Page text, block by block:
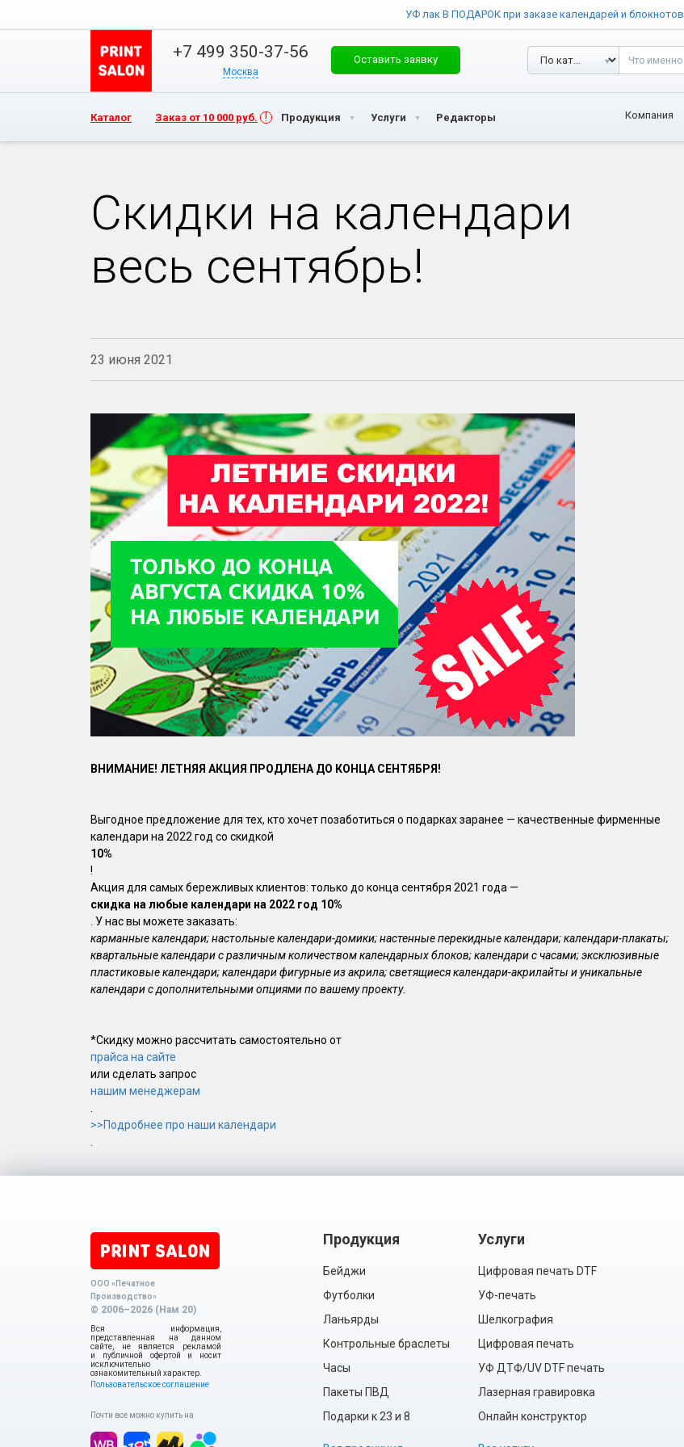
УФ лак В ПОДАРОК при заказе календарей и блокнотов
+7 499 350-37-56
Москва
Оставить заявку
Каталог Заказ от 10 000 руб. Продукция Услуги Редакторы Компания
Скидки на календари
весь сентябрь!
23 июня 2021
ВНИМАНИЕ! ЛЕТНЯЯ АКЦИЯ ПРОДЛЕНА ДО КОНЦА СЕНТЯБРЯ!
Выгодное предложение для тех, кто хочет позаботиться о подарках заранее — качественные фирменные
календари на 2022 год со скидкой
10%
!
Акция для самых бережливых клиентов: только до конца сентября 2021 года —
скидка на любые календари на 2022 год 10%
. У нас вы можете заказать:
карманные календари; настольные календари-домики; настенные перекидные календари; календари-плакаты;
квартальные календари с различным количеством календарных блоков; календари с часами; эксклюзивные
пластиковые календари; календари фигурные из акрила; светящиеся календари-акрилайты и уникальные
календари с дополнительными опциями по вашему проекту.
*Скидку можно рассчитать самостоятельно от
прайса на сайте
или сделать запрос
нашим менеджерам
>>Подробнее про наши календари
ООО «Печатное
Производство»
© 2006–2026 (Нам 20)
Вся информация,
представленная на данном
сайте, не является рекламой
и публичной офертой и носит
исключительно
ознакомительный характер.
Пользовательское соглашение
Почти все можно купить на
Продукция
Бейджи
Футболки
Ланьярды
Контрольные браслеты
Часы
Пакеты ПВД
Подарки к 23 и 8
Услуги
Цифровая печать DTF
УФ-печать
Шелкография
Цифровая печать
УФ ДТФ/UV DTF печать
Лазерная гравировка
Онлайн конструктор